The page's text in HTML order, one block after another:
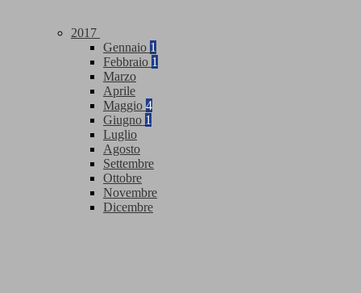
2017
Gennaio 1
Febbraio 1
Marzo
Aprile
Maggio 4
Giugno 1
Luglio
Agosto
Settembre
Ottobre
Novembre
Dicembre